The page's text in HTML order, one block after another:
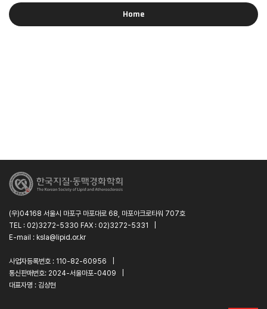
Home
(우)04168 서울시 마포구 마포대로 68, 마포아크로타워 707호
TEL : 02)3272-5330 FAX : 02)3272-5331
E-mail : ksla@lipid.or.kr
사업자등록번호 : 110-82-60956
통신판매번호: 2024-서울마포-0409
대표자명 : 김상현